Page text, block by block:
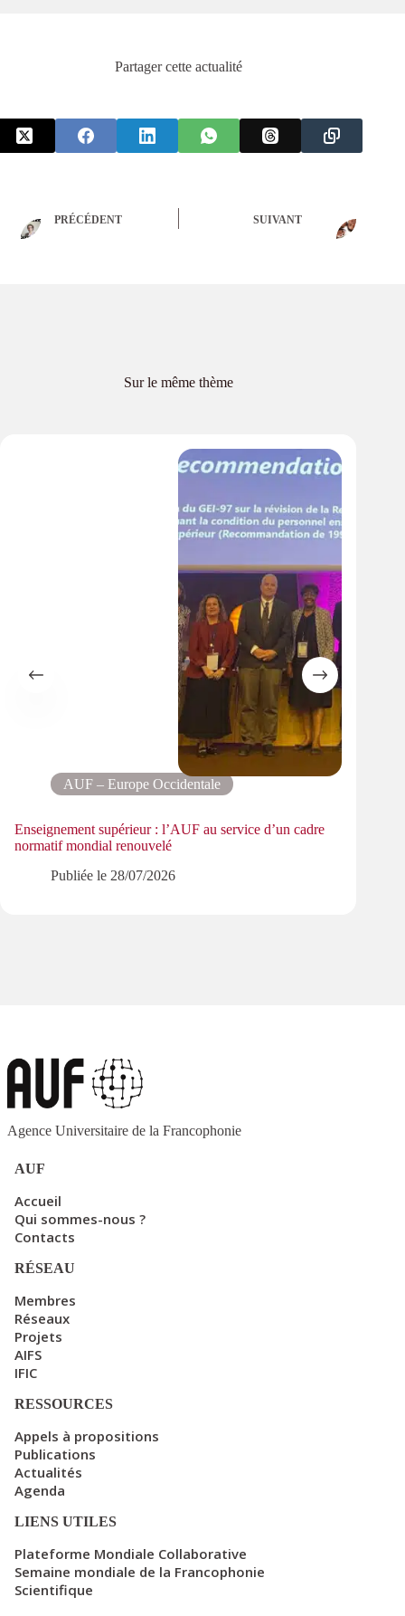
Partager cette actualité
PRÉCÉDENT SUIVANT
Sur le même thème
AUF – Europe Occidentale
Enseignement supérieur : l’AUF au service d’un cadre
normatif mondial renouvelé
Publiée le 28/07/2026
Agence Universitaire de la Francophonie
AUF
Accueil
Qui sommes-nous ?
Contacts
RÉSEAU
Membres
Réseaux
Projets
AIFS
IFIC
RESSOURCES
Appels à propositions
Publications
Actualités
Agenda
LIENS UTILES
Plateforme Mondiale Collaborative
Semaine mondiale de la Francophonie
Scientifique